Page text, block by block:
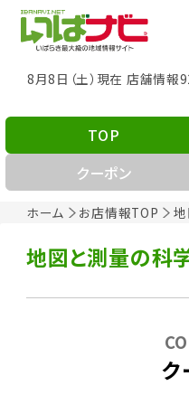
8月8日（土）現在 店舗情
ホーム お店情報TOP
TOP
クーポン
地図と測量の科
ク